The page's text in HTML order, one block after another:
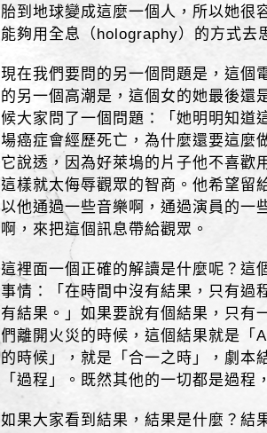
胎到地球變成這麼一個人，所以她很
能夠用全息（holography）的方式去
現在我們要問的另一個問題是，這個
的另一個高潮是，這個女的她最後還
候大家問了一個問題：「她明明知道
場癌症會經歷死亡，為什麼還要這麼
它說透，因為好萊塢的片子他不喜歡
這樣就太侮辱觀眾的智商。他希望留
以他通過一些音樂啊，通過演員的一
啊，來把這個訊息帶給觀眾。
這裡面一個正確的解讀是什麼呢？這
事情：「在時間中沒有結果，只有過
有結果。」如果要說有個結果，只有
們離開火災的時候，這個結果就是「
的時候」，就是「合一之時」，劇本
「過程」。既然其他的一切都是過程
如果大家看到結果，結果是什麼？結